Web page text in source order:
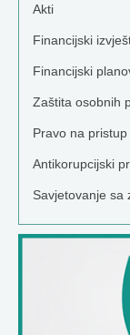
Akti
Financijski
Financijski
Zaštita osobnih
Pravo na
Antikorupcijski
Savjetovanje sa